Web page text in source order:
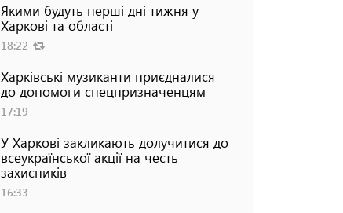
Якими будуть перші дні тижня у
Харкові та області
18:22
Харківські музиканти приєдналися
до допомоги спецпризначенцям
17:19
У Харкові закликають долучитися до
всеукраїнської акції на честь
захисників
16:33